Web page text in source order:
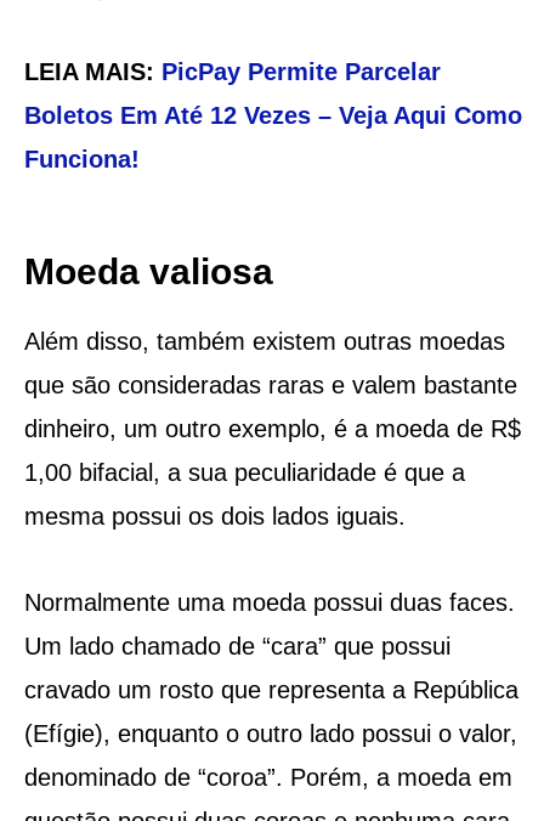
LEIA MAIS: PicPay Permite Parcelar
Boletos Em Até 12 Vezes – Veja Aqui Como
Funciona!
Moeda valiosa
Além disso, também existem outras moedas
que são consideradas raras e valem bastante
dinheiro, um outro exemplo, é a moeda de R$
1,00 bifacial, a sua peculiaridade é que a
mesma possui os dois lados iguais.
Normalmente uma moeda possui duas faces.
Um lado chamado de “cara” que possui
cravado um rosto que representa a República
(Efígie), enquanto o outro lado possui o valor,
denominado de “coroa”. Porém, a moeda em